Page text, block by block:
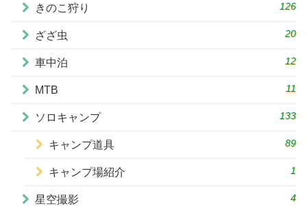
きのこ狩り 126
ざざ虫 20
車中泊 12
MTB 11
ソロキャンプ 133
キャンプ道具 89
キャンプ場紹介 1
星空撮影 4